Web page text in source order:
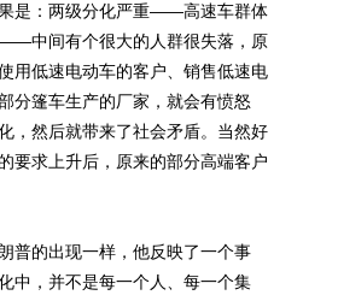
：两级分化严重——高速车群体
中间有个很大的人群很失落，原
用低速电动车的客户、销售低速电
分篷车生产的厂家，就会有愤怒
，然后就带来了社会矛盾。当然好
要求上升后，原来的部分高端客户
的出现一样，他反映了一个事
中，并不是每一个人、每一个集